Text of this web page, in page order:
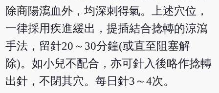
除商陽瀉血外，均深刺得氣。上述穴位，
一律採用疾進緩出，提插結合捻轉的涼瀉
手法，留針20～30分鐘(或直至阻塞解
除)。如小兒不配合，亦可針入後略作捻轉
出針，不閉其穴。每日針3～4次。